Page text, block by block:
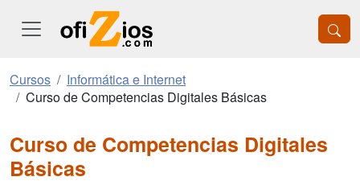
Cursos
Informática e Internet
Curso de Competencias Digitales Básicas
Curso de Competencias Digitales
Básicas